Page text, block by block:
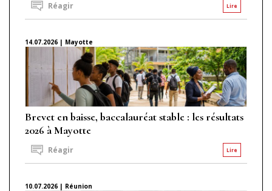
Lire
Réagir
14.07.2026 | Mayotte
Brevet en baisse, baccalauréat stable : les résultats
2026 à Mayotte
Lire
Réagir
10.07.2026 | Réunion